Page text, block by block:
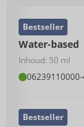
Water-based
Inhoud: 50 ml
06239110000-
Bestseller
Bestseller